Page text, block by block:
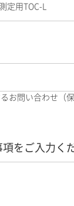
お問い合わせ（
をご入力く